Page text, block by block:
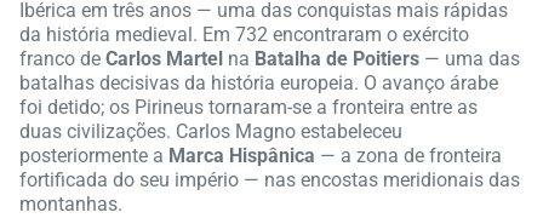
Ibérica em três anos — uma das conquistas mais rápidas
da história medieval. Em 732 encontraram o exército
franco de Carlos Martel na Batalha de Poitiers — uma das
batalhas decisivas da história europeia. O avanço árabe
foi detido; os Pirineus tornaram-se a fronteira entre as
duas civilizações. Carlos Magno estabeleceu
posteriormente a Marca Hispânica — a zona de fronteira
fortificada do seu império — nas encostas meridionais das
montanhas.